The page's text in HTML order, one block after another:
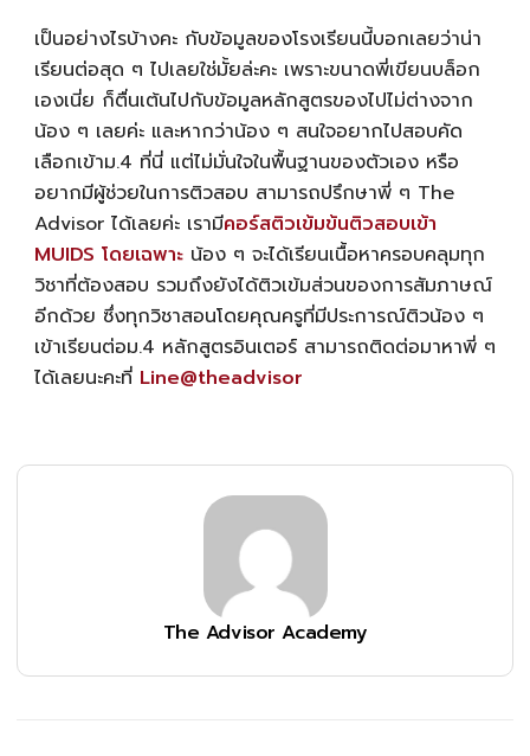
เป็นอย่างไรบ้างคะ กับข้อมูลของโรงเรียนนี้บอกเลยว่าน่า
เรียนต่อสุด ๆ ไปเลยใช่มั้ยล่ะคะ เพราะขนาดพี่เขียนบล็อก
เองเนี่ย ก็ตื่นเต้นไปกับข้อมูลหลักสูตรของไปไม่ต่างจาก
น้อง ๆ เลยค่ะ และหากว่าน้อง ๆ สนใจอยากไปสอบคัด
เลือกเข้าม.4 ที่นี่ แต่ไม่มั่นใจในพื้นฐานของตัวเอง หรือ
อยากมีผู้ช่วยในการติวสอบ สามารถปรึกษาพี่ ๆ The
Advisor ได้เลยค่ะ เรามีคอร์สติวเข้มข้นติวสอบเข้า
MUIDS โดยเฉพาะน้อง ๆ จะได้เรียนเนื้อหาครอบคลุมทุก
วิชาที่ต้องสอบ รวมถึงยังได้ติวเข้มส่วนของการสัมภาษณ์
อีกด้วย ซึ่งทุกวิชาสอนโดยคุณครูที่มีประการณ์ติวน้อง ๆ
เข้าเรียนต่อม.4 หลักสูตรอินเตอร์ สามารถติดต่อมาหาพี่ ๆ
ได้เลยนะคะที่Line@theadvisor
The Advisor Academy